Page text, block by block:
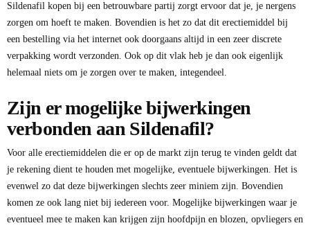
Sildenafil kopen bij een betrouwbare partij zorgt ervoor dat je, je nergens
zorgen om hoeft te maken. Bovendien is het zo dat dit erectiemiddel bij
een bestelling via het internet ook doorgaans altijd in een zeer discrete
verpakking wordt verzonden. Ook op dit vlak heb je dan ook eigenlijk
helemaal niets om je zorgen over te maken, integendeel.
Zijn er mogelijke bijwerkingen
verbonden aan Sildenafil?
Voor alle erectiemiddelen die er op de markt zijn terug te vinden geldt dat
je rekening dient te houden met mogelijke, eventuele bijwerkingen. Het is
evenwel zo dat deze bijwerkingen slechts zeer miniem zijn. Bovendien
komen ze ook lang niet bij iedereen voor. Mogelijke bijwerkingen waar je
eventueel mee te maken kan krijgen zijn hoofdpijn en blozen, opvliegers en